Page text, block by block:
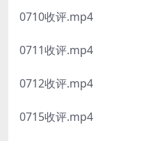
0710收评.mp4
0711收评.mp4
0712收评.mp4
0715收评.mp4